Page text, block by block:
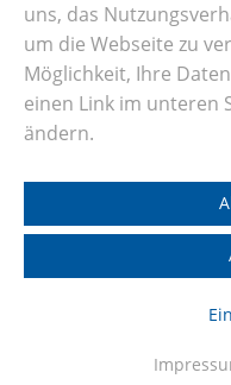
Förderverein
© 2026 Hilde-
uns, das
um die Webseite zu
Möglichkeit, Ihre
einen Link im unteren
ändern.